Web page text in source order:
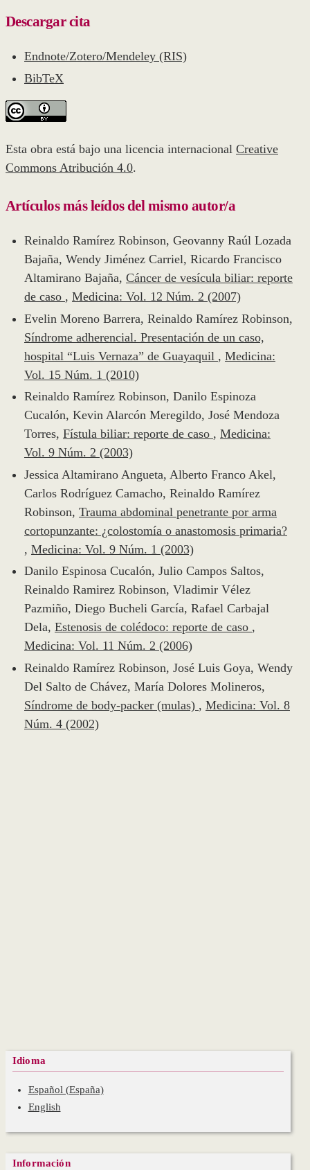
Descargar cita
Endnote/Zotero/Mendeley (RIS)
BibTeX
Esta obra está bajo una licencia internacional Creative
Commons Atribución 4.0.
Artículos más leídos del mismo autor/a
Reinaldo Ramírez Robinson, Geovanny Raúl Lozada
Bajaña, Wendy Jiménez Carriel, Ricardo Francisco
Altamirano Bajaña, Cáncer de vesícula biliar: reporte
de caso , Medicina: Vol. 12 Núm. 2 (2007)
Evelin Moreno Barrera, Reinaldo Ramírez Robinson,
Síndrome adherencial. Presentación de un caso,
hospital “Luis Vernaza” de Guayaquil , Medicina:
Vol. 15 Núm. 1 (2010)
Reinaldo Ramírez Robinson, Danilo Espinoza
Cucalón, Kevin Alarcón Meregildo, José Mendoza
Torres, Fístula biliar: reporte de caso , Medicina:
Vol. 9 Núm. 2 (2003)
Jessica Altamirano Angueta, Alberto Franco Akel,
Carlos Rodríguez Camacho, Reinaldo Ramírez
Robinson, Trauma abdominal penetrante por arma
cortopunzante: ¿colostomía o anastomosis primaria?
, Medicina: Vol. 9 Núm. 1 (2003)
Danilo Espinosa Cucalón, Julio Campos Saltos,
Reinaldo Ramirez Robinson, Vladimir Vélez
Pazmiño, Diego Bucheli García, Rafael Carbajal
Dela, Estenosis de colédoco: reporte de caso ,
Medicina: Vol. 11 Núm. 2 (2006)
Reinaldo Ramírez Robinson, José Luis Goya, Wendy
Del Salto de Chávez, María Dolores Molineros,
Síndrome de body-packer (mulas) , Medicina: Vol. 8
Núm. 4 (2002)
Idioma
Español (España)
English
Información